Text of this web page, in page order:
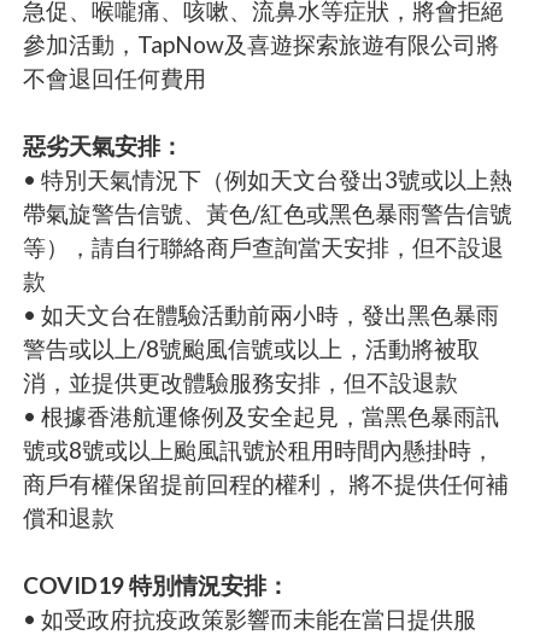
急促、喉嚨痛、咳嗽、流鼻水等症狀，將會拒絕
參加活動，TapNow及喜遊探索旅遊有限公司將
不會退回任何費用
惡劣天氣安排：
• 特別天氣情況下（例如天文台發出3號或以上熱
帶氣旋警告信號、黃色/紅色或黑色暴雨警告信號
等），請自行聯絡商戶查詢當天安排，但不設退
款
• 如天文台在體驗活動前兩小時，發出黑色暴雨
警告或以上/8號颱風信號或以上，活動將被取
消，並提供更改體驗服務安排，但不設退款
• 根據香港航運條例及安全起見，當黑色暴雨訊
號或8號或以上颱風訊號於租用時間內懸掛時，
商戶有權保留提前回程的權利， 將不提供任何補
償和退款
COVID19 特別情況安排：
• 如受政府抗疫政策影響而未能在當日提供服